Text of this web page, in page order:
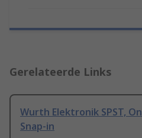
Gerelateerde Links
Wurth Elektronik SPST,
Snap-in